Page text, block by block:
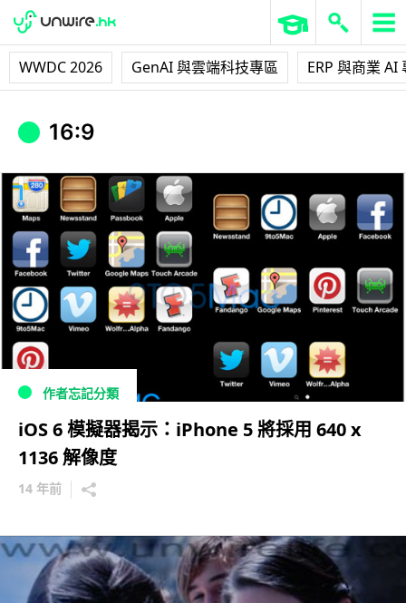
WWDC 2026 GenAI 與雲端科技專區 ERP 與商業 AI
16:9
作者忘記分類
iOS 6 模擬器揭示：iPhone 5 將採用 640 x
1136 解像度
14 年前